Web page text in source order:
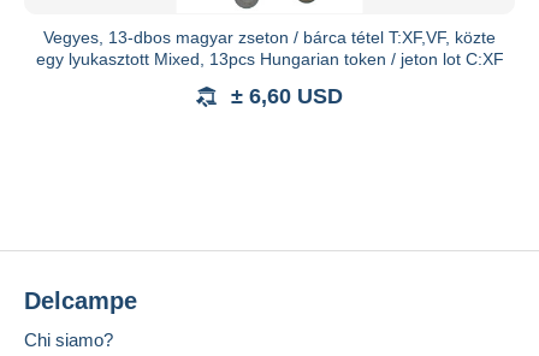
Vegyes, 13-dbos magyar zseton / bárca tétel T:XF,VF, közte
egy lyukasztott Mixed, 13pcs Hungarian token / jeton lot C:XF
± 6,60 USD
Delcampe
Chi siamo?